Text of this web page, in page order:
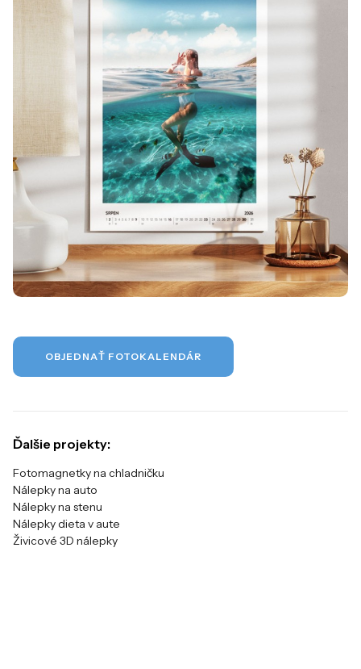
OBJEDNAŤ FOTOKALENDÁR
Ďalšie projekty:
Fotomagnetky na chladničku
Nálepky na auto
Nálepky na stenu
Nálepky dieta v aute
Živicové 3D nálepky